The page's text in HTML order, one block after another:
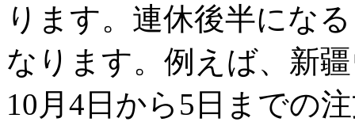
ります。連休後半にな
なります。例えば、新
10月4日から5日までの